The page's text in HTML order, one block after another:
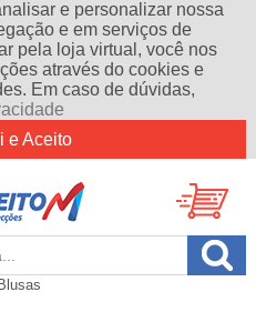
e personalizar nossa
e em serviços de
pela loja virtual, você nos
através do cookies e
Em caso de dúvidas,
e Aceito
Blusas